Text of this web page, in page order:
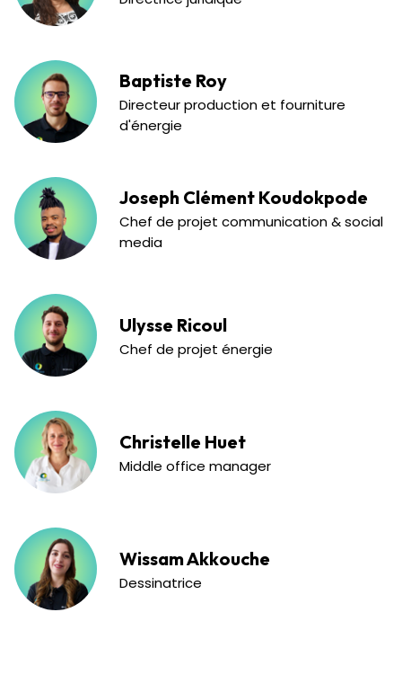
Baptiste Roy
Directeur production et fourniture
d'énergie
Joseph Clément Koudokpode
Chef de projet communication & social
media
Ulysse Ricoul
Chef de projet énergie
Christelle Huet
Middle office manager
Wissam Akkouche
Dessinatrice